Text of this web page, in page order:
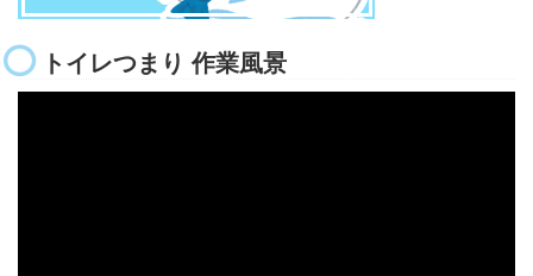
トイレつまり 作業風景